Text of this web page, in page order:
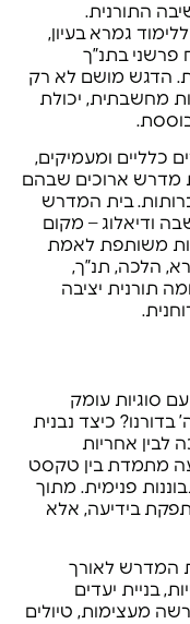
התורנית.
גמרא בעיון,
פרשני בתנ”ך
הדגש מושם לא רק
מחשבתית, יכולת
כלליים ומעמיקים,
מדרש ארוכים שבהם
בית המדרש
ודיאלוג – מקום
משותפת לאמת
הלכה, תנ”ך,
תורנית יציבה
סוגיות עומק
כיצד נבנית
לבין אחריות
מתמדת בין טקסט
פנימית. מתוך
בידיעה, אלא
המדרש לאורך
בניית יעדים
מעצימות, טיולים